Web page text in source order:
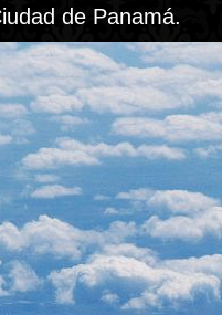
de Panamá.